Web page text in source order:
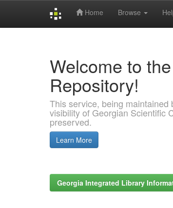
Home Browse
Welcome to
Repository!
This service, being maintained
visibility of Georgian Scientific
preserved.
Learn More
Georgia Integrated Library